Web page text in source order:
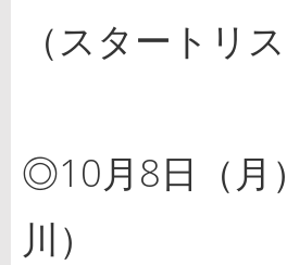
（スタートリス
◎10月8日（月
川）